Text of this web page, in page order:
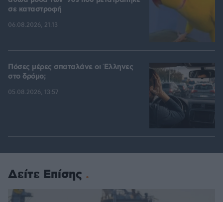
σε καταστροφή
06.08.2026, 21:13
Πόσες μέρες σπαταλάνε οι Έλληνες
στο δρόμο;
05.08.2026, 13:57
Δείτε Επίσης